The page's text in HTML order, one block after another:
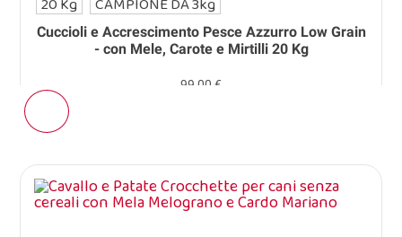
Cuccioli e Accrescimento Pesce Azzurro Low Grain
- con Mele, Carote e Mirtilli 20 Kg
99,00 €